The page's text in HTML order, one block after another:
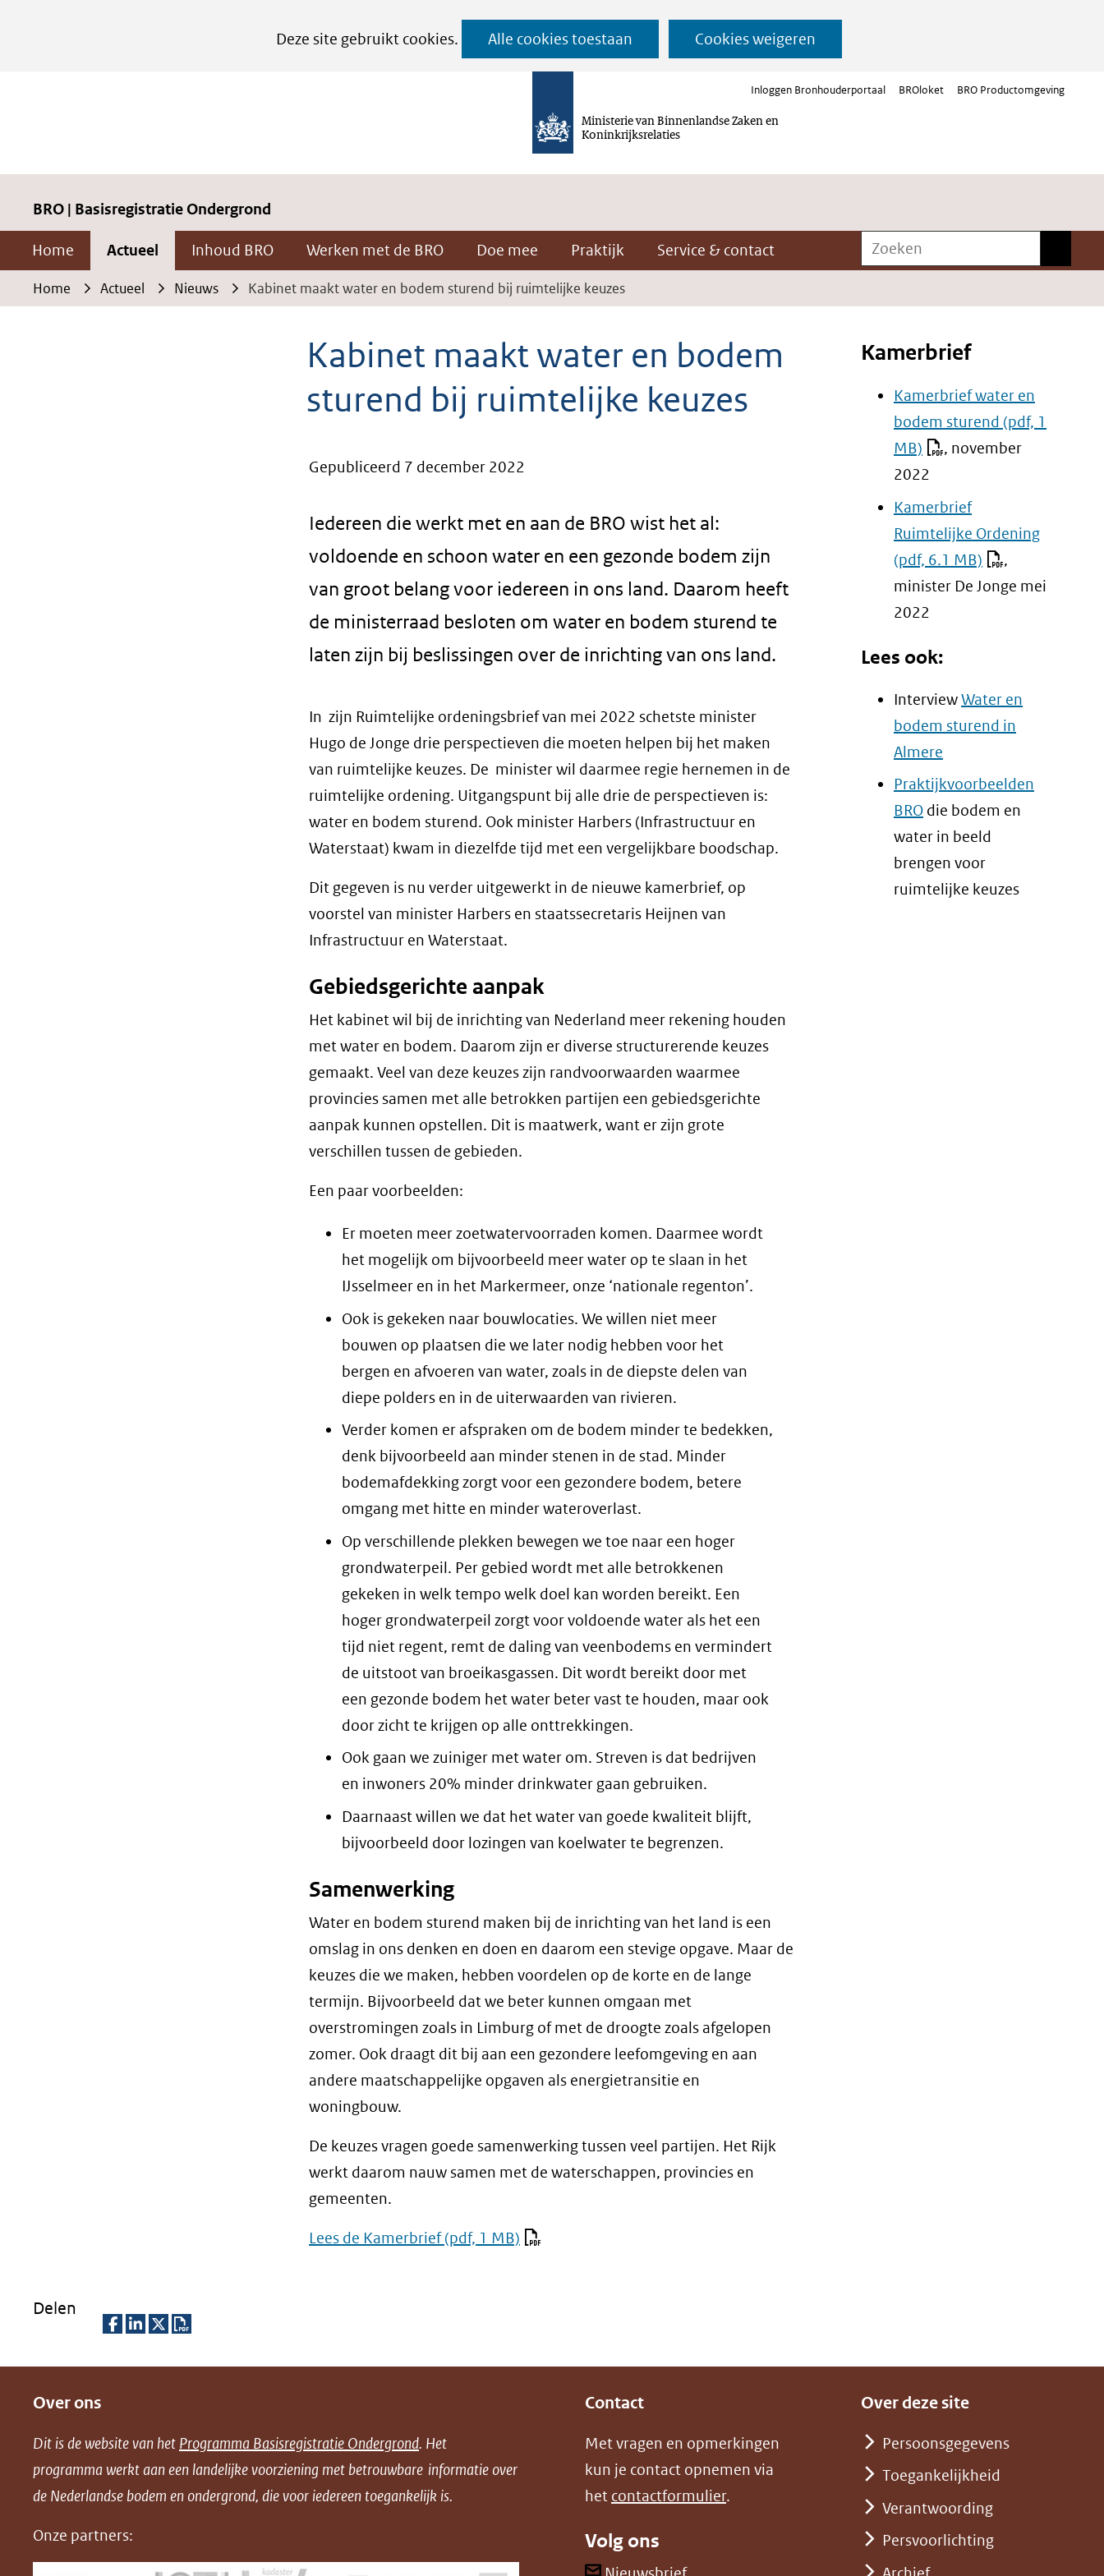
Deze site gebruikt cookies.
van
cookies
op
deze
website
worden
Alle cookies toestaan Cookies weigeren
Ga
naar
de
Ministerie van Binnenlandse Zaken en
Koninkrijksrelaties
Inloggen Bronhouderportaal BROloket BRO Productomgeving
BRO | Basisregistratie Ondergrond
Home Actueel Inhoud BRO Werken met de BRO Doe mee Praktijk Service & contact Zoeken
Home Actueel Nieuws Kabinet maakt water en bodem sturend bij ruimtelijke keuzes
Kabinet maakt water en bodem
sturend bij ruimtelijke keuzes
Gepubliceerd 7 december 2022
Iedereen die werkt met en aan de BRO wist het al:
voldoende en schoon water en een gezonde bodem zijn
van groot belang voor iedereen in ons land. Daarom heeft
de ministerraad besloten om water en bodem sturend te
laten zijn bij beslissingen over de inrichting van ons land.
In zijn Ruimtelijke ordeningsbrief van mei 2022 schetste minister
Hugo de Jonge drie perspectieven die moeten helpen bij het maken
van ruimtelijke keuzes. De minister wil daarmee regie hernemen in de
ruimtelijke ordening. Uitgangspunt bij alle drie de perspectieven is:
water en bodem sturend. Ook minister Harbers (Infrastructuur en
Waterstaat) kwam in diezelfde tijd met een vergelijkbare boodschap.
Dit gegeven is nu verder uitgewerkt in de nieuwe kamerbrief, op
voorstel van minister Harbers en staatssecretaris Heijnen van
Infrastructuur en Waterstaat.
Gebiedsgerichte aanpak
Het kabinet wil bij de inrichting van Nederland meer rekening houden
met water en bodem. Daarom zijn er diverse structurerende keuzes
gemaakt. Veel van deze keuzes zijn randvoorwaarden waarmee
provincies samen met alle betrokken partijen een gebiedsgerichte
aanpak kunnen opstellen. Dit is maatwerk, want er zijn grote
verschillen tussen de gebieden.
Een paar voorbeelden:
Er moeten meer zoetwatervoorraden komen. Daarmee wordt
het mogelijk om bijvoorbeeld meer water op te slaan in het
IJsselmeer en in het Markermeer, onze ‘nationale regenton’.
Ook is gekeken naar bouwlocaties. We willen niet meer
bouwen op plaatsen die we later nodig hebben voor het
bergen en afvoeren van water, zoals in de diepste delen van
diepe polders en in de uiterwaarden van rivieren.
Verder komen er afspraken om de bodem minder te bedekken,
denk bijvoorbeeld aan minder stenen in de stad. Minder
bodemafdekking zorgt voor een gezondere bodem, betere
omgang met hitte en minder wateroverlast.
Op verschillende plekken bewegen we toe naar een hoger
grondwaterpeil. Per gebied wordt met alle betrokkenen
gekeken in welk tempo welk doel kan worden bereikt. Een
hoger grondwaterpeil zorgt voor voldoende water als het een
tijd niet regent, remt de daling van veenbodems en vermindert
de uitstoot van broeikasgassen. Dit wordt bereikt door met
een gezonde bodem het water beter vast te houden, maar ook
door zicht te krijgen op alle onttrekkingen.
Ook gaan we zuiniger met water om. Streven is dat bedrijven
en inwoners 20% minder drinkwater gaan gebruiken.
Daarnaast willen we dat het water van goede kwaliteit blijft,
bijvoorbeeld door lozingen van koelwater te begrenzen.
Samenwerking
Water en bodem sturend maken bij de inrichting van het land is een
omslag in ons denken en doen en daarom een stevige opgave. Maar de
keuzes die we maken, hebben voordelen op de korte en de lange
termijn. Bijvoorbeeld dat we beter kunnen omgaan met
overstromingen zoals in Limburg of met de droogte zoals afgelopen
zomer. Ook draagt dit bij aan een gezondere leefomgeving en aan
andere maatschappelijke opgaven als energietransitie en
woningbouw.
De keuzes vragen goede samenwerking tussen veel partijen. Het Rijk
werkt daarom nauw samen met de waterschappen, provincies en
gemeenten.
Lees de Kamerbrief(pdf, 1 MB)
Kamerbrief
Kamerbrief water en
bodem sturend (pdf, 1
MB)
, november
2022
Kamerbrief
Ruimtelijke Ordening
(pdf, 6.1 MB)
,
minister De Jonge mei
2022
Lees ook:
InterviewWater en
bodem sturend in
Almere
Praktijkvoorbeelden
BRO die bodem en
water in beeld
brengen voor
ruimtelijke keuzes
Delen
n
o
p
n
o
p
n
o
p
l
o
a
Over ons
Dit is de website van het Programma Basisregistratie Ondergrond. Het
programma werkt aan een landelijke voorziening met betrouwbare informatie over
de Nederlandse bodem en ondergrond, die voor iedereen toegankelijk is.
Onze partners:
Contact
Met vragen en opmerkingen
kun je contact opnemen via
het contactformulier.
Volg ons
(opent
Over deze site
Persoonsgegevens
Toegankelijkheid
Verantwoording
Persvoorlichting